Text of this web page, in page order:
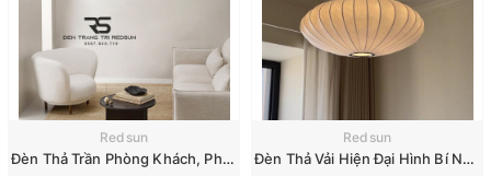
Redsun
Đèn Thả Trần Phòng Khách, Phòng Ăn, Phòng Ngủ Hiện Đại Phong Cách Nhật Bản Wabi-sabi CDT-T074
Redsun
Đèn Thả Vải Hiện Đại Hình Bí Ngô Lắp Phòng Khách, Phòng Ăn, Thông Tầng Phong Cách Nhật Bản Wabi-sabi DC-T116